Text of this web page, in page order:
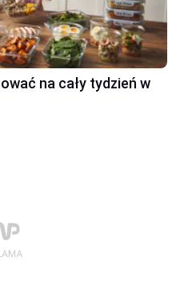
na cały tydzień w